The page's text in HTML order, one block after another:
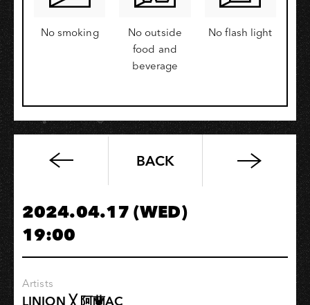
No smoking
No outside
food and
beverage
No flash light
2024
流
系：
超
營
BACK
2024.04.17 (WED)
19:00
Artists
LINION ╳ 阿蘭AC